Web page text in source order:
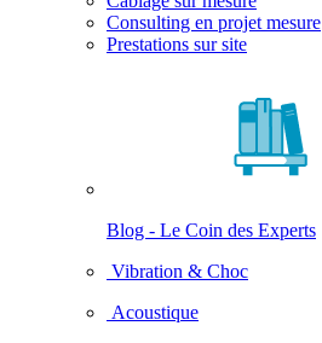
Consulting en projet mesure
Prestations sur site
Blog - Le Coin des Experts
Vibration & Choc
Acoustique